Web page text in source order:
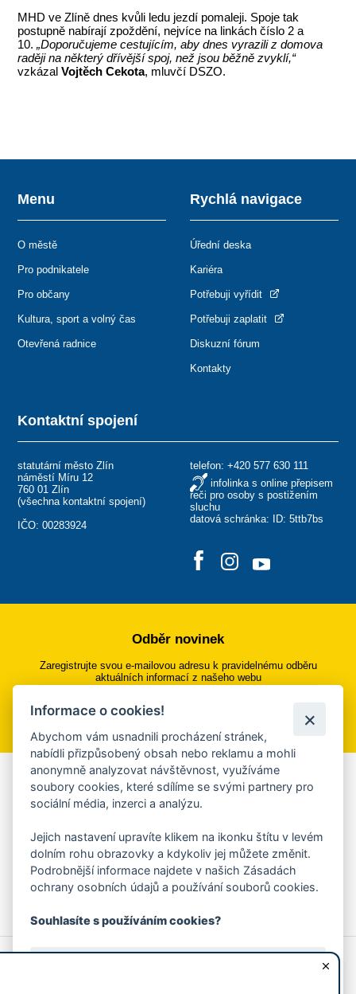
MHD ve Zlíně dnes kvůli ledu jezdí pomaleji. Spoje tak
postupně nabírají zpoždění, nejvíce na linkách číslo 2 a
10.„Doporučujeme cestujícím, aby dnes vyrazili z domova
raději na některý dřívější spoj, než jsou běžně zvyklí,“
vzkázalVojtěch Cekota, mluvčí DSZO.
Kontaktní spojení
statutární město Zlín
náměstí Míru 12
760 01 Zlín
(všechna kontaktní spojení)
IČO: 00283924
telefon: +420 577 630 111
infolinka s online přepisem
řeči pro osoby s postižením
sluchu
datová schránka: ID: 5ttb7bs
Menu
O městě
Pro podnikatele
Pro občany
Kultura, sport a volný čas
Otevřená radnice
Rychlá navigace
Úřední deska
Kariéra
Potřebuji vyřídit
Potřebuji zaplatit
Diskuzní fórum
Kontakty
Odběr novinek
Zaregistrujte svou e-mailovou adresu k pravidelnému odběru
aktuálních informací z našeho webu
Přihlásit se k odběru
Aplikace Mobilní rozhlas
Chcete dostávat do svého mobilu či mailu upozornění na
ankety, pozvánky na kulturní a sportovní akce?
Více informací o aplikaci
© 2026 Magistrát města Zlína
Prohlášení o používání cookies
Informace o cookies!
Abychom vám usnadnili procházení stránek,
nabídli přizpůsobený obsah nebo reklamu a mohli
anonymně analyzovat návštěvnost, využíváme
soubory cookies, které sdílíme se svými partnery pro
sociální média, inzerci a analýzu.
Jejich nastavení upravíte klikem na ikonku štítu v levém
dolním rohu obrazovky a kdykoliv jej můžete změnit.
Podrobnější informace najdete v našich Zásadách
ochrany osobních údajů a používání souborů cookies.
Souhlasíte s používáním cookies?